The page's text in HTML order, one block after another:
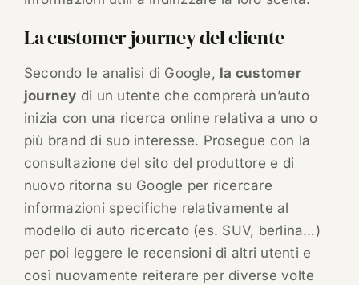
La customer journey del cliente
Secondo le analisi di Google, la customer
journey di un utente che comprerà un’auto
inizia con una ricerca online relativa a uno o
più brand di suo interesse. Prosegue con la
consultazione del sito del produttore e di
nuovo ritorna su Google per ricercare
informazioni specifiche relativamente al
modello di auto ricercato (es. SUV, berlina…)
per poi leggere le recensioni di altri utenti e
così nuovamente reiterare per diverse volte